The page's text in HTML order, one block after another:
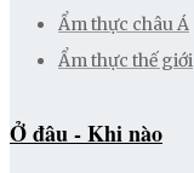
Ẩm thực châu Á
Ẩm thực thế giới
Ở đâu - Khi nào